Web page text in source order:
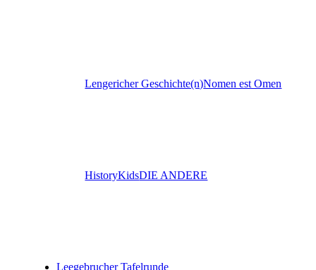
Lengericher Geschichte(n)Nomen est Omen
HistoryKidsDIE ANDERE
Leegebrucher Tafelrunde